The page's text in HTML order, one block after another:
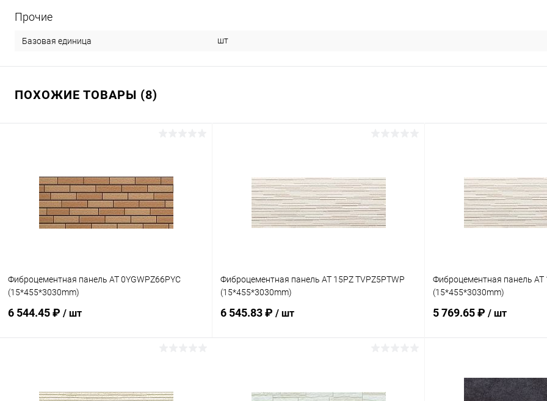
Прочие
Базовая единица шт
ПОХОЖИЕ ТОВАРЫ (8)
Фиброцементная панель AT 0YGWPZ66PYC
(15*455*3030mm)
6 544.45 ₽ / шт
Купить в 1 клик Сравнение
Фиброцементная панель AT 15PZ TVPZ5PTWP
(15*455*3030mm)
6 545.83 ₽ / шт
Купить в 1 клик Сравнение
Фиброцементная панель AT
(15*455*3030mm)
5 769.65 ₽ / шт
Купить в 1 клик